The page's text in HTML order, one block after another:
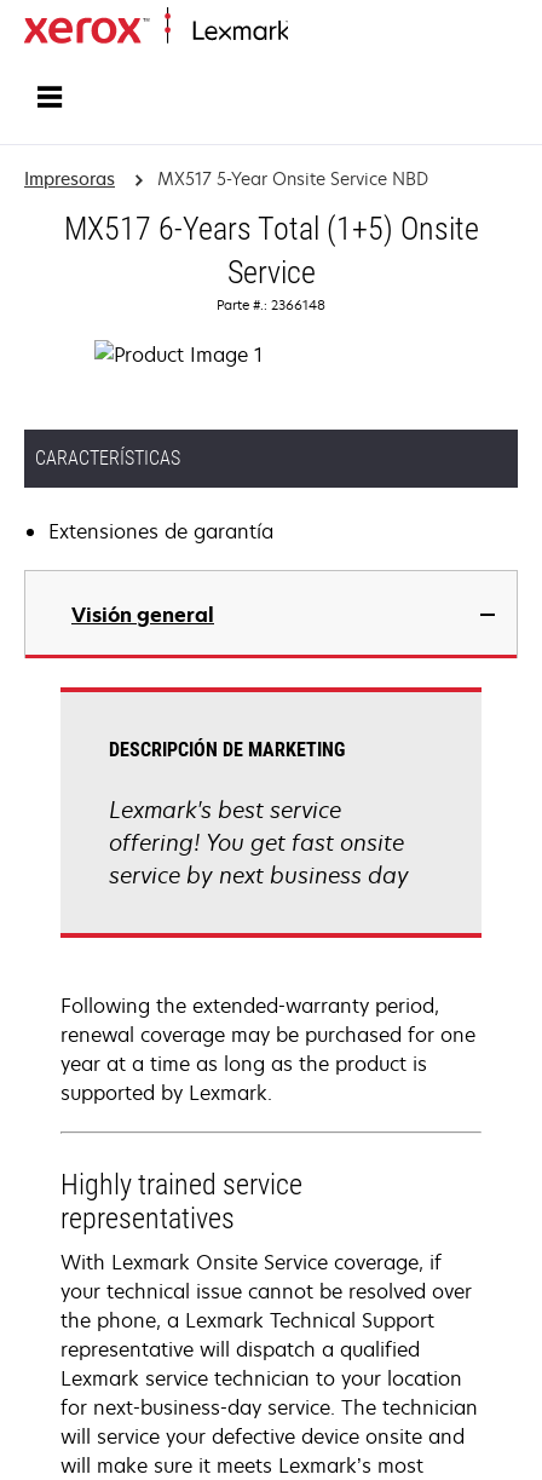
Impresoras MX517 5-Year Onsite Service NBD
MX517 6-Years Total (1+5) Onsite
Service
Parte #.: 2366148
CARACTERÍSTICAS
Extensiones de garantía
Visión general
DESCRIPCIÓN DE MARKETING
Lexmark's best service
offering! You get fast onsite
service by next business day
Following the extended-warranty period,
renewal coverage may be purchased for one
year at a time as long as the product is
supported by Lexmark.
Highly trained service
representatives
With Lexmark Onsite Service coverage, if
your technical issue cannot be resolved over
the phone, a Lexmark Technical Support
representative will dispatch a qualified
Lexmark service technician to your location
for next-business-day service. The technician
will service your defective device onsite and
will make sure it meets Lexmark’s most